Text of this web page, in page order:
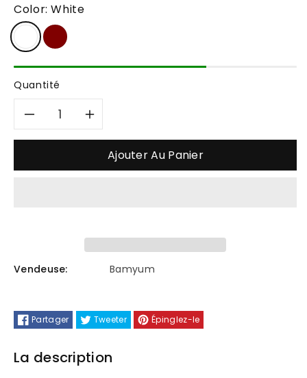
Color:White
Quantité
Réduire
Bamyum
Androa-
Lock
Metall
Ø40
Augmenter
Bamyum
Androa-
Lock
Metall
Ø40
Ajouter Au Panier
Vendeuse: Bamyum
Partager Tweeter Épinglez-le
La description